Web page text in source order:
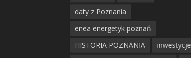
daty z Poznania
enea energetyk poznań
HISTORIA POZNANIA
inwestycje